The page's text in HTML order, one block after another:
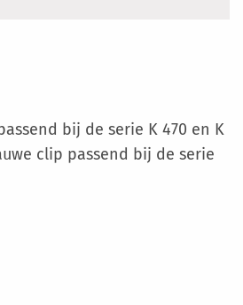
bij de serie K 470 en K
clip passend bij de serie